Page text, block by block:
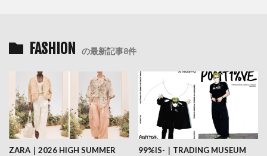
FASHION の最新記事8件
ZARA｜2026 HIGH SUMMER
99%IS-｜TRADING MUSEUM